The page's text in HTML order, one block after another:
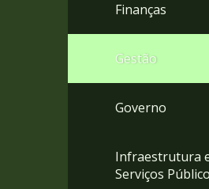
Finanças
Gestão
Governo
Infraestrutura
Serviços